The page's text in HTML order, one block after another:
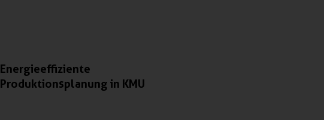
Energieeffiziente
Produktionsplanung in KMU